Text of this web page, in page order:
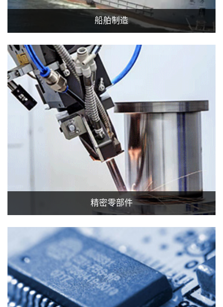
船舶制造
精密零部件